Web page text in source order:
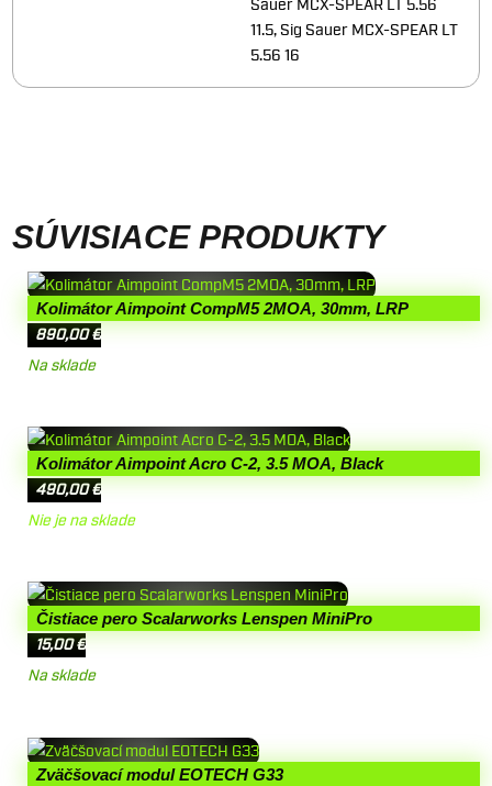
Sauer MCX-SPEAR LT 5.56
11.5, Sig Sauer MCX-SPEAR LT
5.56 16
SÚVISIACE PRODUKTY
Kolimátor Aimpoint CompM5 2MOA, 30mm, LRP
890,00€
Na sklade
Kolimátor Aimpoint Acro C-2, 3.5 MOA, Black
490,00€
Nie je na sklade
Čistiace pero Scalarworks Lenspen MiniPro
15,00€
Na sklade
Zväčšovací modul EOTECH G33